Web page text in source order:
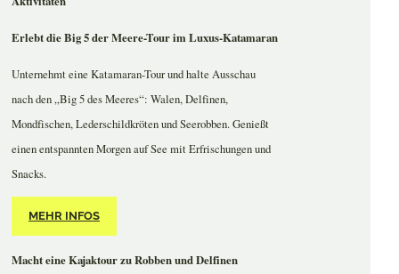
Erlebt die Big 5 der Meere-Tour im Luxus-Katamaran
Unternehmt eine Katamaran-Tour und halte Ausschau
nach den „Big 5 des Meeres“: Walen, Delfinen,
Mondfischen, Lederschildkröten und Seerobben. Genießt
einen entspannten Morgen auf See mit Erfrischungen und
Snacks.
MEHR INFOS
Macht eine Kajaktour zu Robben und Delfinen